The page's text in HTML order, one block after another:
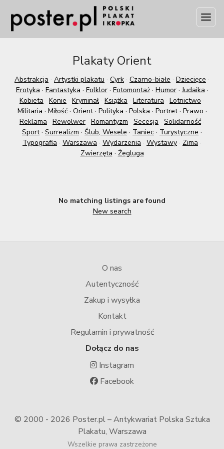
Plakaty Orient
Abstrakcja · Artystki plakatu · Cyrk · Czarno-białe · Dziecięce ·
Erotyka · Fantastyka · Folklor· Fotomontaż· Humor·Judaika ·
Kobieta · Konie · Kryminał · Książka · Literatura · Lotnictwo ·
Militaria · Miłość· Orient· Polityka · Polska · Portret· Prawo ·
Reklama · Rewolwer · Romantyzm · Secesja · Solidarność ·
Sport· Surrealizm · Ślub, Wesele · Taniec · Turystyczne ·
Typografia · Warszawa · Wydarzenia · Wystawy · Zima ·
Zwierzęta · Żegluga
No matching listings are found
New search
O nas
Autentyczność
Zakup i wysyłka
Kontakt
Regulamin i prywatność
Dołącz do nas
Instagram
Facebook
© 2000 - 2026 Poster.pl – Antykwariat Polska Sztuka
Plakatu, Warszawa
Wszelkie prawa zastrzeżone